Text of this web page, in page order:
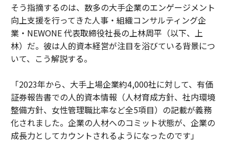
そう指摘するのは、数多の大手企業のエンゲージメント
向上支援を行ってきた人事・組織コンサルティング企
業・NEWONE 代表取締役社長の上林周平（以下、上
林）だ。彼は人的資本経営が注目を浴びている背景につ
いて、こう解説する。
「2023年から、大手上場企業約4,000社に対して、有価
証券報告書での人的資本情報（人材育成方針、社内環境
整備方針、女性管理職比率など全5項目）の記載が義務
化されました。企業の人材へのコミット状態が、企業の
成長力としてカウントされるようになったのです」